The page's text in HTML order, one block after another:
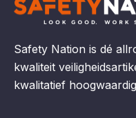
Safety Nation is dé
kwaliteit
kwalitatief